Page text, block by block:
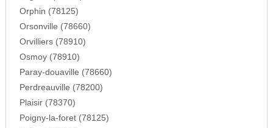
Orphin (78125)
Orsonville (78660)
Orvilliers (78910)
Osmoy (78910)
Paray-douaville (78660)
Perdreauville (78200)
Plaisir (78370)
Poigny-la-foret (78125)